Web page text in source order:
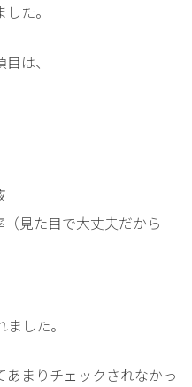
た。
は、
見た目で大丈夫だから
した。
まりチェックされなかっ